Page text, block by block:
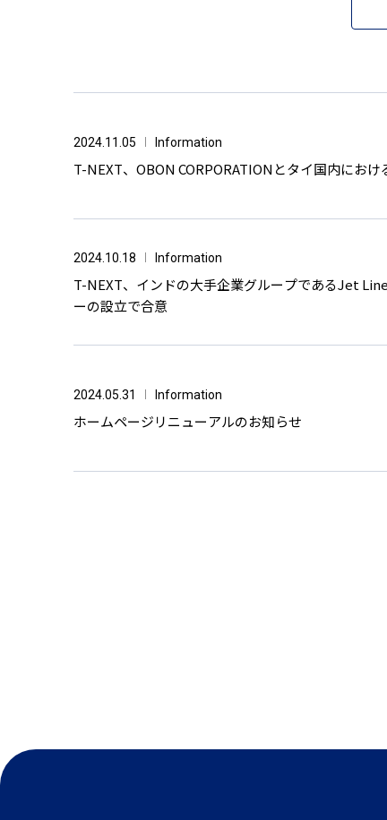
2024.11.05 Information
T-NEXT、OBON CORPORATIONとタイ国内にお
2024.10.18 Information
T-NEXT、インドの大手企業グループであるJet
ーの設立で合意
2024.05.31 Information
ホームページリニューアルのお知らせ